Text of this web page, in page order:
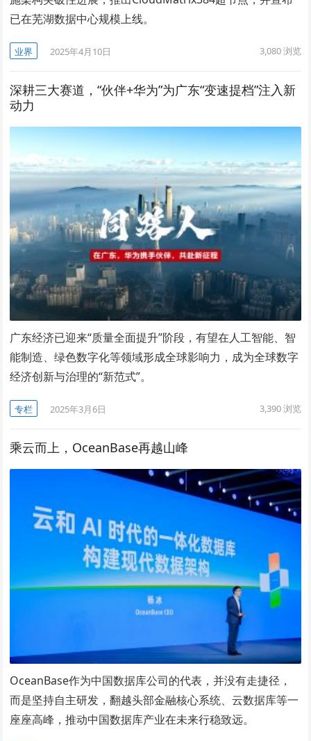
已在芜湖数据中心规模上线。
业界 2025年4月10日 3,080浏览
深耕三大赛道，“伙伴+华为”为广东“变速提档”注入新
动力
广东经济已迎来“质量全面提升”阶段，有望在人工智能、智
能制造、绿色数字化等领域形成全球影响力，成为全球数字
经济创新与治理的“新范式”。
专栏 2025年3月6日 3,390浏览
乘云而上，OceanBase再越山峰
OceanBase作为中国数据库公司的代表，并没有走捷径，
而是坚持自主研发，翻越头部金融核心系统、云数据库等一
座座高峰，推动中国数据库产业在未来行稳致远。